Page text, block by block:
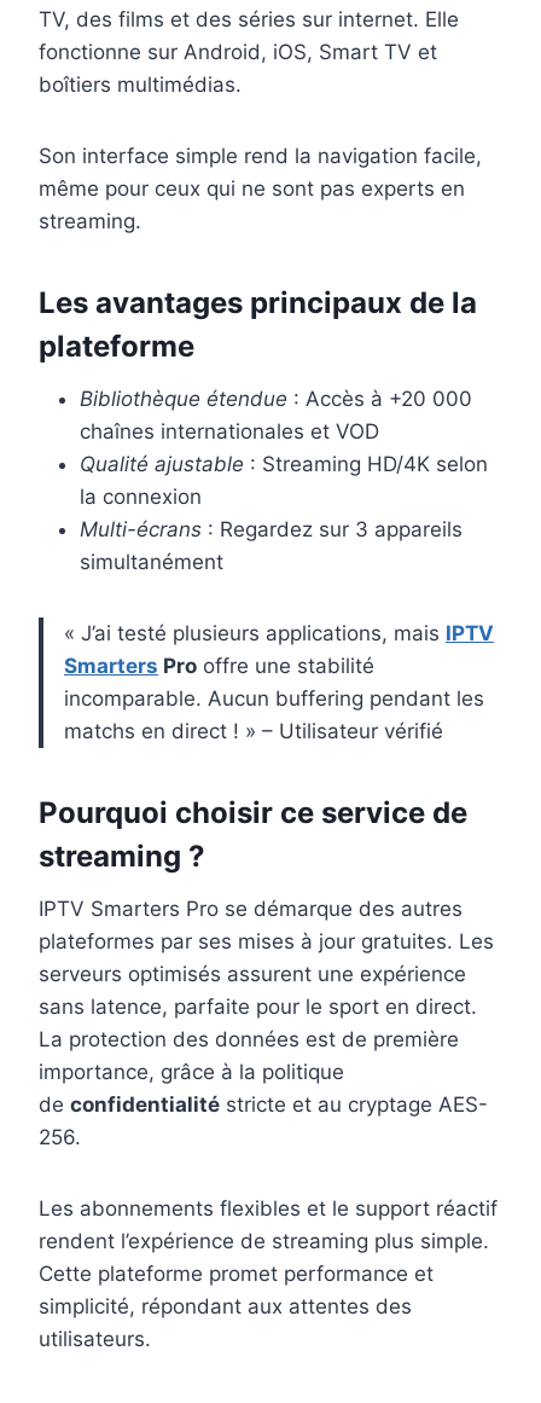
TV, des films et des séries sur internet. Elle
fonctionne sur Android, iOS, Smart TV et
boîtiers multimédias.
Son interface simple rend la navigation facile,
même pour ceux qui ne sont pas experts en
streaming.
Les avantages principaux de la
plateforme
Bibliothèque étendue : Accès à +20 000
chaînes internationales et VOD
Qualité ajustable : Streaming HD/4K selon
la connexion
Multi-écrans : Regardez sur 3 appareils
simultanément
« J’ai testé plusieurs applications, mais IPTV
Smarters Pro offre une stabilité
incomparable. Aucun buffering pendant les
matchs en direct ! » – Utilisateur vérifié
Pourquoi choisir ce service de
streaming ?
IPTV Smarters Pro se démarque des autres
plateformes par ses mises à jour gratuites. Les
serveurs optimisés assurent une expérience
sans latence, parfaite pour le sport en direct.
La protection des données est de première
importance, grâce à la politique
de confidentialité stricte et au cryptage AES-
256.
Les abonnements flexibles et le support réactif
rendent l’expérience de streaming plus simple.
Cette plateforme promet performance et
simplicité, répondant aux attentes des
utilisateurs.